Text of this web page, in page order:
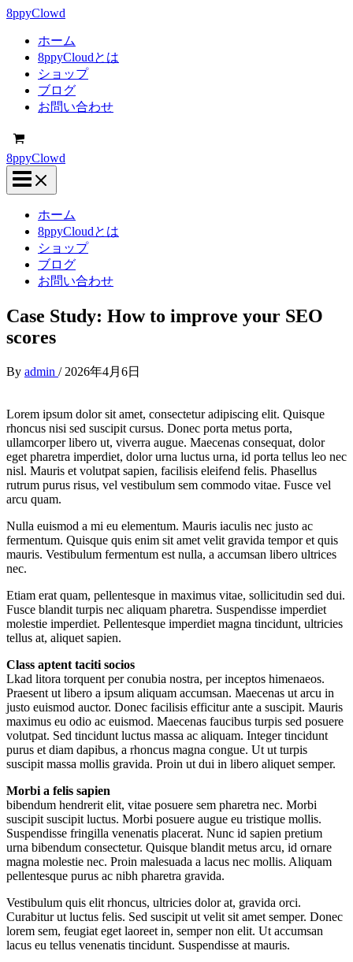
内
8ppyClowd
ホーム
8ppyCloudとは
ショップ
ブログ
お問い合わせ
8ppyClowd
ホーム
8ppyCloudとは
ショップ
ブログ
お問い合わせ
Case Study: How to improve your SEO
scores
By admin / 2026年4月6日
Lorem ipsum dolor sit amet, consectetur adipiscing elit. Quisque
rhoncus nisi sed suscipit cursus. Donec porta metus porta,
ullamcorper libero ut, viverra augue. Maecenas consequat, dolor
eget pharetra imperdiet, dolor urna luctus urna, id porta tellus leo nec
nisl. Mauris et volutpat sapien, facilisis eleifend felis. Phasellus
rutrum purus risus, vel vestibulum sem commodo vitae. Fusce vel
arcu quam.
Nulla euismod a mi eu elementum. Mauris iaculis nec justo ac
fermentum. Quisque quis enim sit amet velit gravida tempor et quis
mauris. Vestibulum fermentum est nulla, a accumsan libero ultrices
nec.
Etiam erat quam, pellentesque in maximus vitae, sollicitudin sed dui.
Fusce blandit turpis nec aliquam pharetra. Suspendisse imperdiet
molestie imperdiet. Pellentesque imperdiet magna tincidunt, ultricies
tellus at, aliquet sapien.
Class aptent taciti socios
Lkad litora torquent per conubia nostra, per inceptos himenaeos.
Praesent ut libero a ipsum aliquam accumsan. Maecenas ut arcu in
justo euismod auctor. Donec facilisis efficitur ante a suscipit. Mauris
maximus eu odio ac euismod. Maecenas faucibus turpis sed posuere
volutpat. Sed tincidunt luctus massa ac aliquam. Integer tincidunt
purus et diam dapibus, a rhoncus magna congue. Ut ut turpis
suscipit massa mollis gravida. Proin ut dui in libero aliquet semper.
Morbi a felis sapien
bibendum hendrerit elit, vitae posuere sem pharetra nec. Morbi
suscipit suscipit luctus. Morbi posuere augue eu tristique mollis.
Suspendisse fringilla venenatis placerat. Nunc id sapien pretium
urna bibendum consectetur. Quisque blandit metus arcu, id ornare
magna molestie nec. Proin malesuada a lacus nec mollis. Aliquam
pellentesque purus ac nibh pharetra gravida.
Vestibulum quis elit rhoncus, ultricies dolor at, gravida orci.
Curabitur ut luctus felis. Sed suscipit ut velit sit amet semper. Donec
lorem sem, feugiat eget laoreet in, semper non elit. Ut accumsan
lacus eu tellus venenatis tincidunt. Suspendisse at mauris.